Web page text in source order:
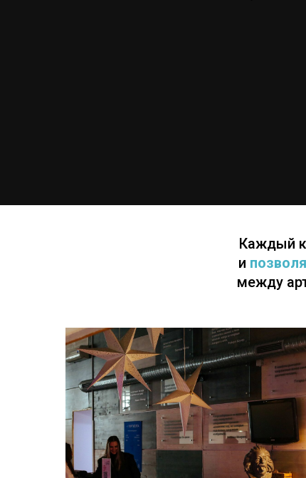
Каждый
и
между